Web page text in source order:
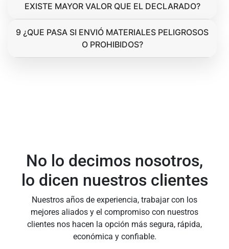
EXISTE MAYOR VALOR QUE EL DECLARADO?
9 ¿QUE PASA SI ENVIÓ MATERIALES PELIGROSOS
O PROHIBIDOS?
No lo decimos nosotros,
lo dicen nuestros clientes
Nuestros años de experiencia, trabajar con los
mejores aliados y el compromiso con nuestros
clientes nos hacen la opción más segura, rápida,
económica y confiable.